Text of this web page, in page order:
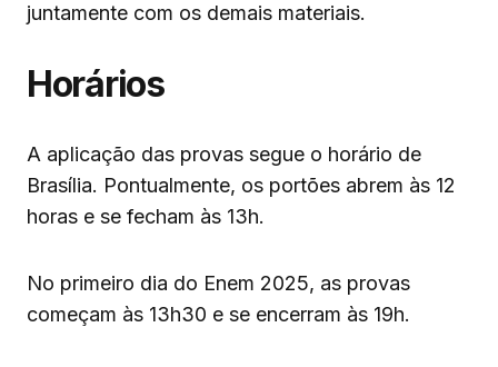
juntamente com os demais materiais.
Horários
A aplicação das provas segue o horário de
Brasília. Pontualmente, os portões abrem às 12
horas e se fecham às 13h.
No primeiro dia do Enem 2025, as provas
começam às 13h30 e se encerram às 19h.